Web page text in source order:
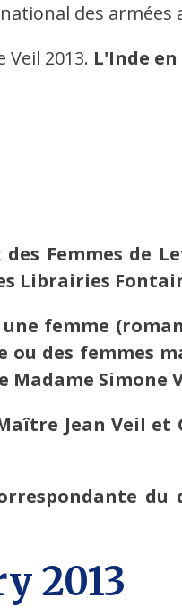
des armées
2013. L'Inde
des Femmes de
Librairies
femme
des femmes
Simone
Jean Veil
2013